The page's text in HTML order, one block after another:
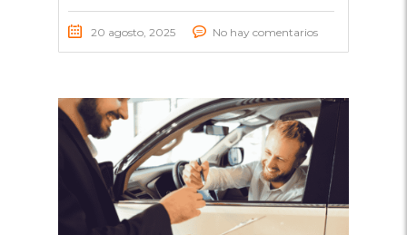
20 agosto, 2025 No hay comentarios